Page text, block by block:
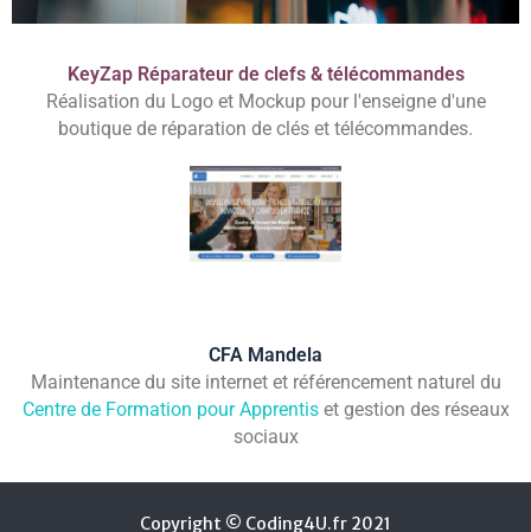
KeyZap Réparateur de clefs & télécommandes
Réalisation du Logo et Mockup pour l'enseigne d'une
boutique de réparation de clés et télécommandes.
CFA Mandela
Maintenance du site internet et référencement naturel du
Centre de Formation pour Apprentiset gestion des réseaux
sociaux
Copyright © Coding4U.fr 2021